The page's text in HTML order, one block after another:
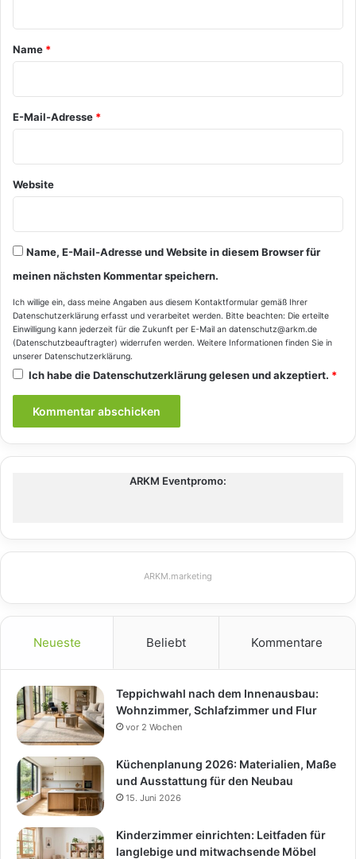
a
*
Name *
E-Mail-Adresse *
Website
Name, E-Mail-Adresse und Website in diesem Browser für
meinen nächsten Kommentar speichern.
Ich willige ein, dass meine Angaben aus diesem Kontaktformular gemäß Ihrer
Datenschutzerklärung erfasst und verarbeitet werden. Bitte beachten: Die erteilte
Einwilligung kann jederzeit für die Zukunft per E-Mail an datenschutz@arkm.de
(Datenschutzbeauftragter) widerrufen werden. Weitere Informationen finden Sie in
unserer Datenschutzerklärung.
Ich habe dieDatenschutzerklärunggelesen und akzeptiert. *
ARKM Eventpromo:
ARKM.marketing
Neueste Beliebt Kommentare
Teppichwahl nach dem Innenausbau:
Wohnzimmer, Schlafzimmer und Flur
vor 2 Wochen
Küchenplanung 2026: Materialien, Maße
und Ausstattung für den Neubau
15. Juni 2026
Kinderzimmer einrichten: Leitfaden für
langlebige und mitwachsende Möbel